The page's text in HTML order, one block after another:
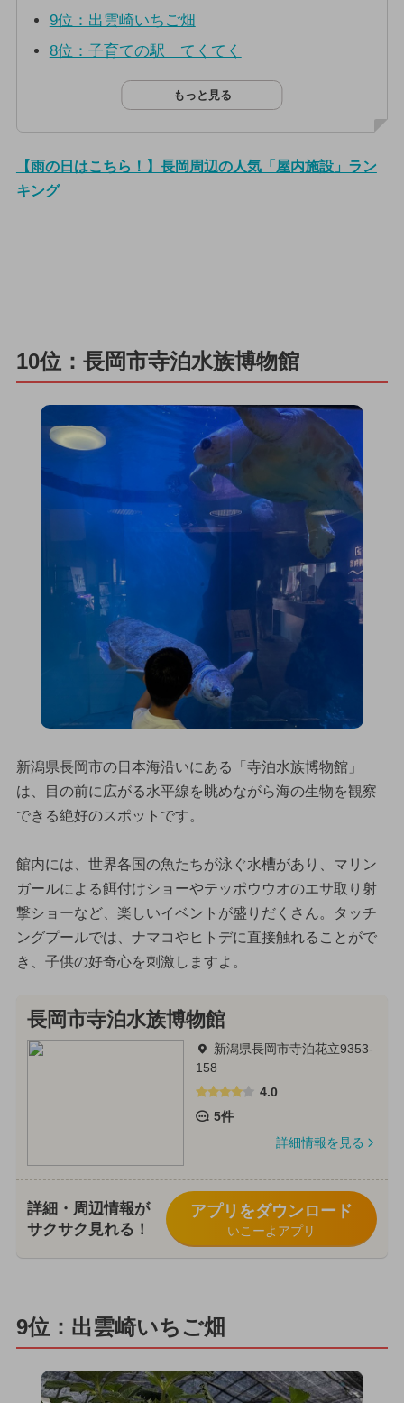
9位：出雲崎いちご畑
8位：子育ての駅 てくてく
もっと見る
【雨の日はこちら！】長岡周辺の人気「屋内施設」ラン
キング
10位：長岡市寺泊水族博物館
新潟県長岡市の日本海沿いにある「寺泊水族博物館」
は、目の前に広がる水平線を眺めながら海の生物を観察
できる絶好のスポットです。
館内には、世界各国の魚たちが泳ぐ水槽があり、マリン
ガールによる餌付けショーやテッポウウオのエサ取り射
撃ショーなど、楽しいイベントが盛りだくさん。タッチ
ングプールでは、ナマコやヒトデに直接触れることがで
き、子供の好奇心を刺激しますよ。
長岡市寺泊水族博物館
新潟県長岡市寺泊花立9353-
158
4.0
5件
詳細情報を見る
詳細・周辺情報が
サクサク見れる！
アプリをダウンロード
いこーよアプリ
9位：出雲崎いちご畑